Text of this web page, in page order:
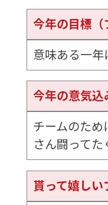
今年の目標（
意味ある一年
今年の意気込
チームのため
さん闘ってた
貰って嬉しい